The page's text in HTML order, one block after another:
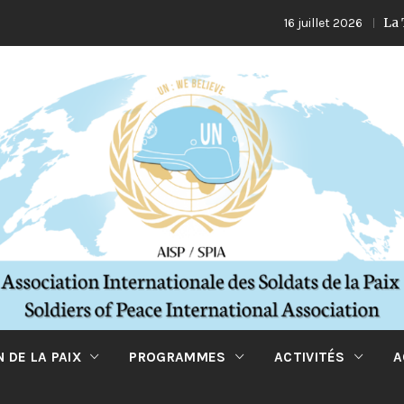
16 juillet 2026 La Turquie
DE LA PAIX PROGRAMMES ACTIVITÉS